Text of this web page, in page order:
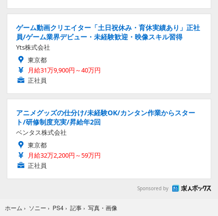
ゲーム動画クリエイター「土日祝休み・育休実績あり」正社
員/ゲーム業界デビュー・未経験歓迎・映像スキル習得
Yts株式会社
東京都
月給31万9,900円～40万円
正社員
アニメグッズの仕分け/未経験OK/カンタン作業からスター
ト/研修制度充実/昇給年2回
ベンタス株式会社
東京都
月給32万2,200円～59万円
正社員
Sponsored by
ホーム › ソニー › PS4 › 記事 › 写真・画像